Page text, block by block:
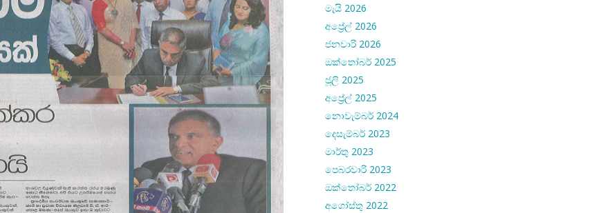
මැයි 2026
අප්‍රේල් 2026
ජනවාරි 2026
ඔක්තෝබර් 2025
ජූලි 2025
අප්‍රේල් 2025
නොවැම්බර් 2024
දෙසැම්බර් 2023
මාර්තු 2023
පෙබරවාරි 2023
ඔක්තෝබර් 2022
අගෝස්තු 2022